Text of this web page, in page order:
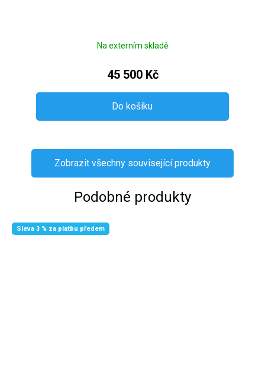
Na externím skladě
45 500 Kč
Do košíku
Zobrazit všechny související produkty
Podobné produkty
Sleva 3 % za platbu předem